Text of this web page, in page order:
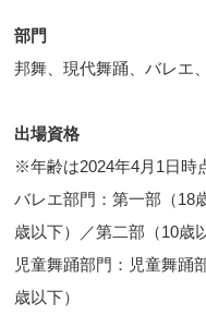
部門
邦舞、現代舞踊、バレエ
出場資格
※年齢は2024年4月1日時
バレエ部門：第一部（18
歳以下）／第二部（10歳
児童舞踊部門：児童舞踊
歳以下）